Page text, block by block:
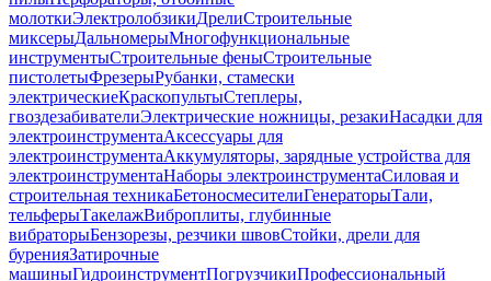
молоткиЭлектролобзикиДрелиСтроительные
миксерыДальномерыМногофункциональные
инструментыСтроительные феныСтроительные
пистолетыФрезерыРубанки, стамески
электрическиеКраскопультыСтеплеры,
гвоздезабивателиЭлектрические ножницы, резакиНасадки для
электроинструментаАксессуары для
электроинструментаАккумуляторы, зарядные устройства для
электроинструментаНаборы электроинструментаСиловая и
строительная техникаБетоносмесителиГенераторыТали,
тельферыТакелажВиброплиты, глубинные
вибраторыБензорезы, резчики швовСтойки, дрели для
буренияЗатирочные
машиныГидроинструментПогрузчикиПрофессиональный